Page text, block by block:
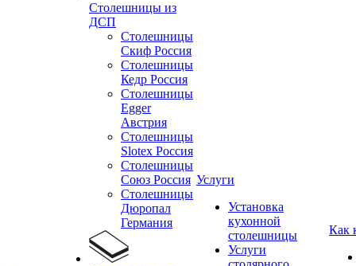
Столешницы из
ДСП
Столешницы
Скиф Россия
Столешницы
Кедр Россия
Столешницы
Egger
Австрия
Столешницы
Slotex Россия
Столешницы
Союз Россия
Столешницы
Дюропал
Германия
Услуги
Установка
кухонной
столешницы
Услуги
Как